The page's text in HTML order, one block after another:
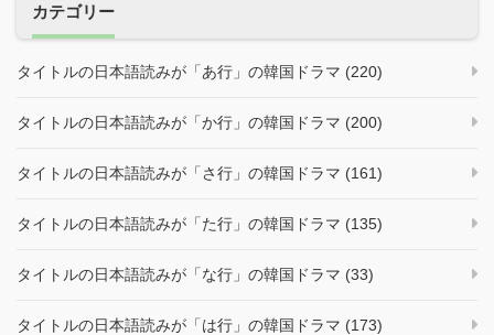
カテゴリー
タイトルの日本語読みが「あ行」の韓国ドラマ (220)
タイトルの日本語読みが「か行」の韓国ドラマ (200)
タイトルの日本語読みが「さ行」の韓国ドラマ (161)
タイトルの日本語読みが「た行」の韓国ドラマ (135)
タイトルの日本語読みが「な行」の韓国ドラマ (33)
タイトルの日本語読みが「は行」の韓国ドラマ (173)